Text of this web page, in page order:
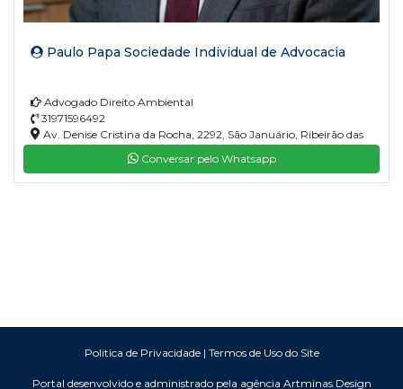
Paulo Papa Sociedade Individual de Advocacia
Advogado Direito Ambiental
31971596492
Av. Denise Cristina da Rocha, 2292, São Januário, Ribeirão das
Neves, MG, 33900-375
Conversar pelo Whatsapp
Politica de Privacidade| Termos de Uso do Site
Portal desenvolvido e administrado pela agência Artminas Design